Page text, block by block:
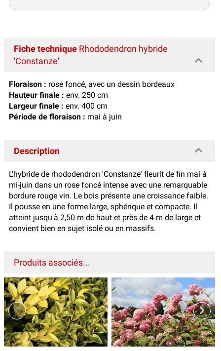
Fiche technique Rhododendron hybride
'Constanze'
Floraison : rose foncé, avec un dessin bordeaux
Hauteur finale : env. 250 cm
Largeur finale : env. 400 cm
Période de floraison : mai à juin
Description
L'hybride de rhododendron 'Constanze' fleurit de fin mai à
mi-juin dans un rose foncé intense avec une remarquable
bordure rouge vin. Le bois présente une croissance faible.
Il pousse en une forme large, sphérique et compacte. Il
atteint jusqu'à 2,50 m de haut et près de 4 m de large et
convient bien en sujet isolé ou en massifs.
Produits associés...